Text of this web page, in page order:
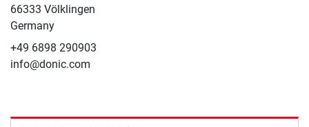
66333 Völklingen
Germany
+49 6898 290903
info@donic.com